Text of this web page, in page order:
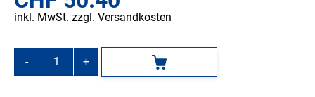
inkl. MwSt. zzgl. Versandkosten
- + In den Warenkorb